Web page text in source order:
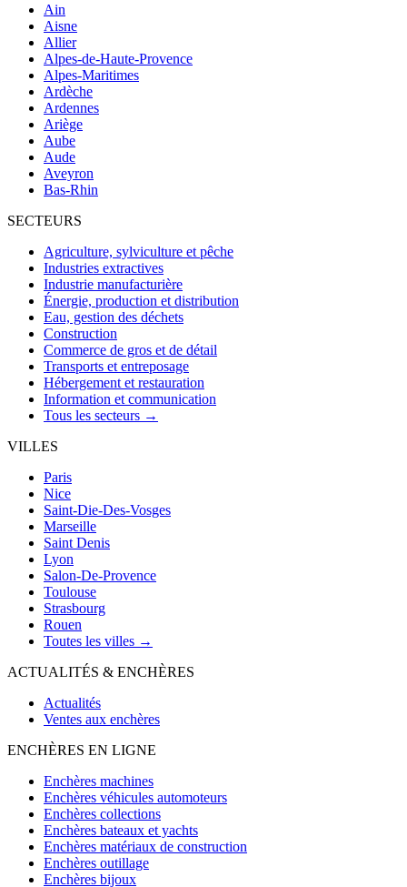
Ain
Aisne
Allier
Alpes-de-Haute-Provence
Alpes-Maritimes
Ardèche
Ardennes
Ariège
Aube
Aude
Aveyron
Bas-Rhin
SECTEURS
Agriculture, sylviculture et pêche
Industries extractives
Industrie manufacturière
Énergie, production et distribution
Eau, gestion des déchets
Construction
Commerce de gros et de détail
Transports et entreposage
Hébergement et restauration
Information et communication
Tous les secteurs →
VILLES
Paris
Nice
Saint-Die-Des-Vosges
Marseille
Saint Denis
Lyon
Salon-De-Provence
Toulouse
Strasbourg
Rouen
Toutes les villes →
ACTUALITÉS & ENCHÈRES
Actualités
Ventes aux enchères
ENCHÈRES EN LIGNE
Enchères machines
Enchères véhicules automoteurs
Enchères collections
Enchères bateaux et yachts
Enchères matériaux de construction
Enchères outillage
Enchères bijoux